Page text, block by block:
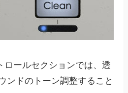
ロールセクションでは、透
ンドのトーン調整すること